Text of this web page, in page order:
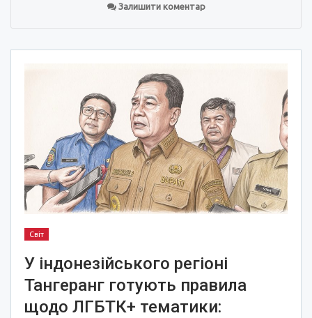
Залишити коментар
Світ
У індонезійського регіоні
Тангеранг готують правила
щодо ЛГБТК+ тематики: